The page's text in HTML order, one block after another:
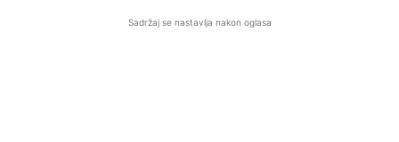
Sadržaj se nastavlja nakon oglasa